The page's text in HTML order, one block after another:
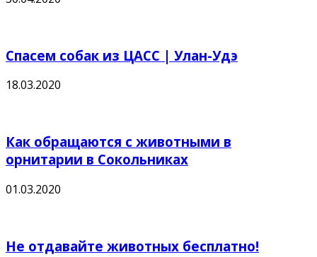
Спасем собак из ЦАСС | Улан-Удэ
18.03.2020
Как обращаются с животными в
орнитарии в Сокольниках
01.03.2020
Не отдавайте животных бесплатно!